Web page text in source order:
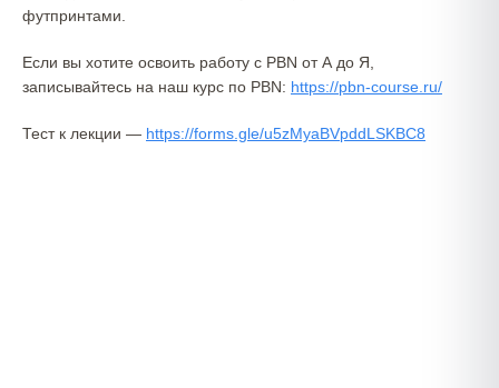
футпринтами.
Если вы хотите освоить работу с PBN от А до Я,
записывайтесь на наш курс по PBN: https://pbn-course.ru/
Тест к лекции — https://forms.gle/u5zMyaBVpddLSKBC8